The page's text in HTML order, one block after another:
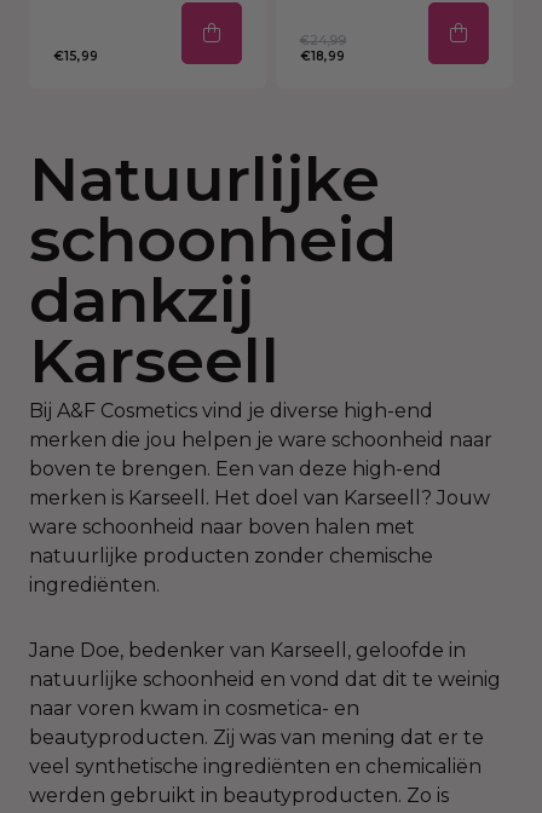
€15,99
€24,99
€18,99
Natuurlijke
schoonheid
dankzij
Karseell
Bij A&F Cosmetics vind je diverse high-end
merken die jou helpen je ware schoonheid naar
boven te brengen. Een van deze high-end
merken is Karseell. Het doel van Karseell? Jouw
ware schoonheid naar boven halen met
natuurlijke producten zonder chemische
ingrediënten.
Jane Doe, bedenker van Karseell, geloofde in
natuurlijke schoonheid en vond dat dit te weinig
naar voren kwam in cosmetica- en
beautyproducten. Zij was van mening dat er te
veel synthetische ingrediënten en chemicaliën
werden gebruikt in beautyproducten. Zo is